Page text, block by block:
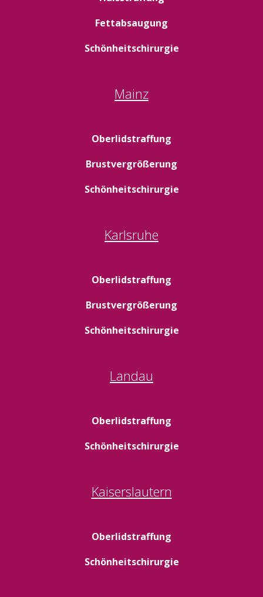
Fettabsaugung
Schönheitschirurgie
Mainz
Oberlidstraffung
Brustvergrößerung
Schönheitschirurgie
Karlsruhe
Oberlidstraffung
Brustvergrößerung
Schönheitschirurgie
Landau
Oberlidstraffung
Schönheitschirurgie
Kaiserslautern
Oberlidstraffung
Schönheitschirurgie